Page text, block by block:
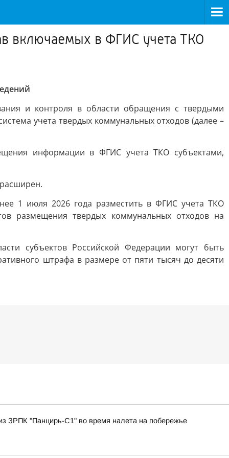
включаемых в ФГИС учета ТКО
и контроля в области обращения с твердыми
учета твердых коммунальных отходов (далее –
информации в ФГИС учета ТКО субъектами,
1 июля 2026 года разместить в ФГИС учета ТКО
размещения твердых коммунальных отходов на
субъектов Российской Федерации могут быть
штрафа в размере от пяти тысяч до десяти
ЗРПК "Панцирь-С1" во время налета на побережье